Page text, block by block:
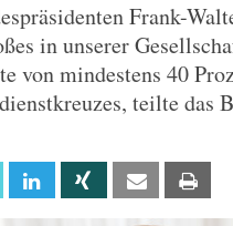
Frank-
in unserer
von mindestens 40
teilte
Twitter Linkedin Xing Email